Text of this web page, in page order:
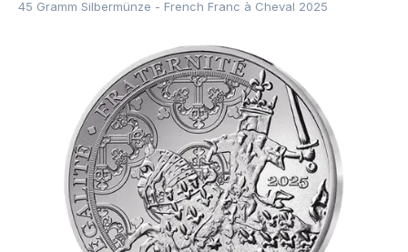
45 Gramm Silbermünze - French Franc à Cheval 2025